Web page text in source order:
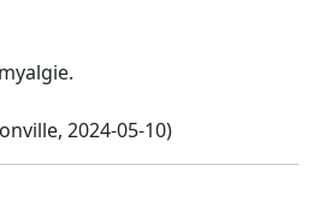
2024-05-10)